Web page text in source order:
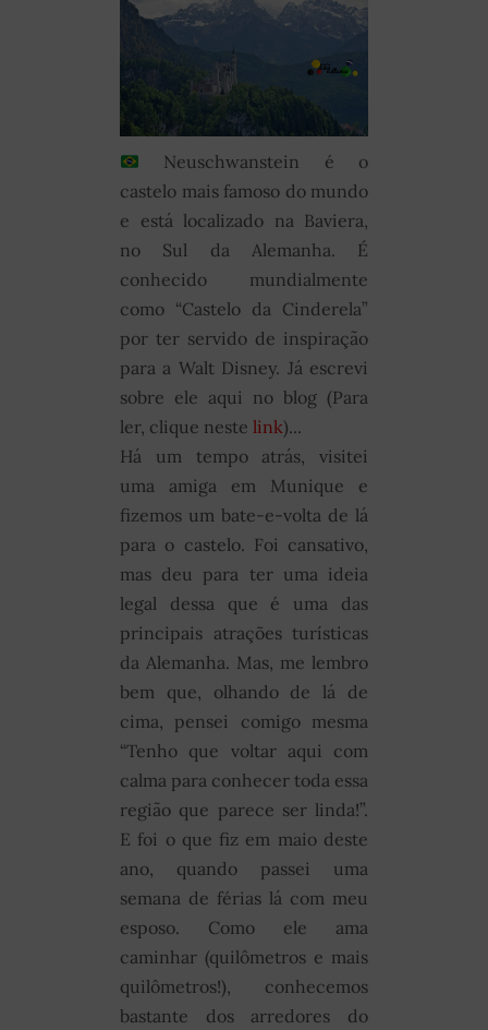
Neuschwanstein é o
castelo mais famoso do mundo
e está localizado na Baviera,
no Sul da Alemanha. É
conhecido mundialmente
como “Castelo da Cinderela”
por ter servido de inspiração
para a Walt Disney. Já escrevi
sobre ele aqui no blog (Para
ler, clique neste link)...
Há um tempo atrás, visitei
uma amiga em Munique e
fizemos um bate-e-volta de lá
para o castelo. Foi cansativo,
mas deu para ter uma ideia
legal dessa que é uma das
principais atrações turísticas
da Alemanha. Mas, me lembro
bem que, olhando de lá de
cima, pensei comigo mesma
“Tenho que voltar aqui com
calma para conhecer toda essa
região que parece ser linda!”.
E foi o que fiz em maio deste
ano, quando passei uma
semana de férias lá com meu
esposo. Como ele ama
caminhar (quilômetros e mais
quilômetros!), conhecemos
bastante dos arredores do